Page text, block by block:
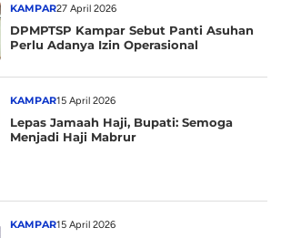
KAMPAR27 April 2026
DPMPTSP Kampar Sebut Panti Asuhan
Perlu Adanya Izin Operasional
KAMPAR15 April 2026
Lepas Jamaah Haji, Bupati: Semoga
Menjadi Haji Mabrur
KAMPAR15 April 2026